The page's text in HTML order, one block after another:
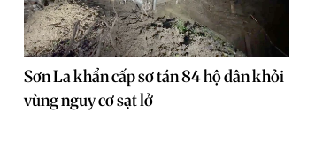
Sơn La khẩn cấp sơ tán 84 hộ dân khỏi
vùng nguy cơ sạt lở